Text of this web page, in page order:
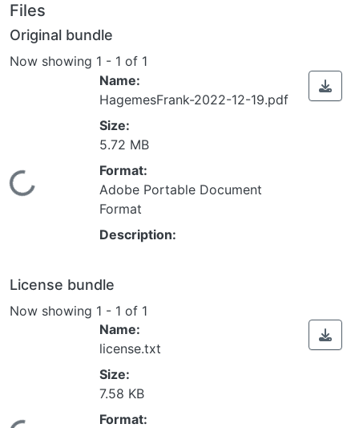
Files
Original bundle
Now showing 1 - 1 of 1
Name:
HagemesFrank-2022-12-19.pdf
Size:
5.72 MB
Format:
Adobe Portable Document
Format
Description:
License bundle
Now showing 1 - 1 of 1
Name:
license.txt
Size:
7.58 KB
Format: